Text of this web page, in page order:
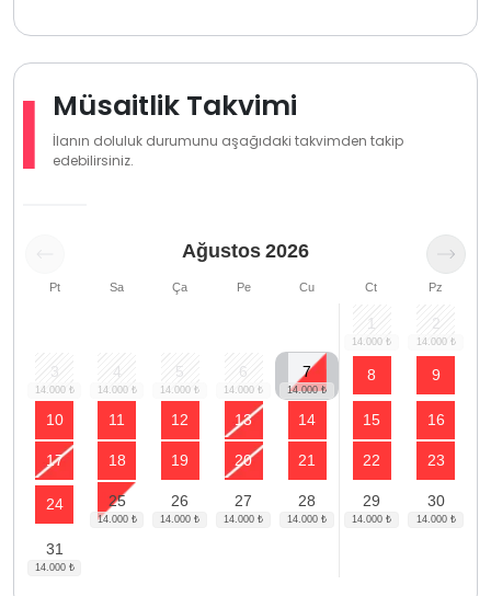
Müsaitlik Takvimi
İlanın doluluk durumunu aşağıdaki takvimden takip
edebilirsiniz.
Ağustos 2026
Pt Sa Ça Pe Cu Ct Pz
1 2
3 4 5 6 7 8 9
10 11 12 13 14 15 16
17 18 19 20 21 22 23
24 25 26 27 28 29 30
31